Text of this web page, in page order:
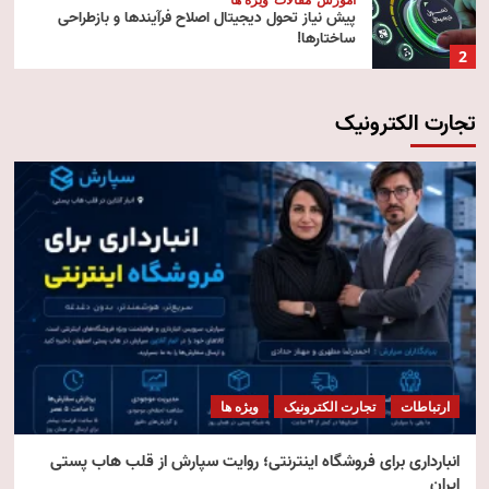
2
پیش‌ نیاز تحول دیجیتال اصلاح فرآیندها و بازطراحی
ساختارها!
3
آموزش
4
تکنولوژی مقالات ویژه ها
هوش مصنوعی استنتاجی
5
امنیت مقالات ویژه ها
امنیت فناوری اطلاعات
تجارت الکترونیک
ارتباطات تجارت الکترونیک ویژه ها
انبارداری برای فروشگاه اینترنتی؛ روایت سپارش از قلب هاب پستی